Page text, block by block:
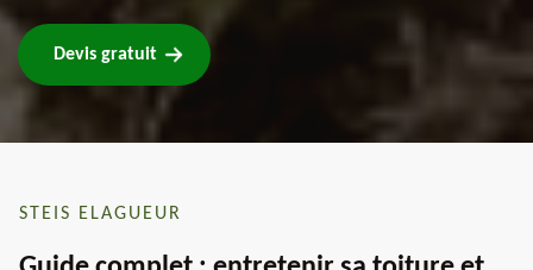
Devis gratuit
STEIS ELAGUEUR